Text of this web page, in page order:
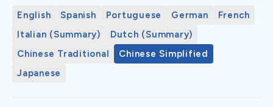
English Spanish Portuguese German
French
Italian (Summary)
Dutch (Summary)
Chinese Traditional
Chinese Simplified
Japanese